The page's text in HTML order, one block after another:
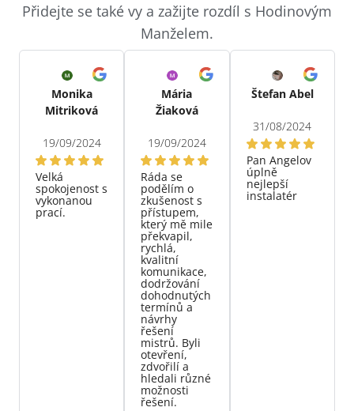
Přidejte se také vy a zažijte rozdíl s Hodinovým
Manželem.
Monika
Mitriková
19/09/2024
Velká
spokojenost s
vykonanou
prací.
Mária
Žiaková
19/09/2024
Ráda se
podělím o
zkušenost s
přístupem,
který mě mile
překvapil,
rychlá,
kvalitní
komunikace,
dodržování
dohodnutých
termínů a
návrhy
řešení
mistrů. Byli
otevření,
zdvořilí a
hledali různé
možnosti
řešení.
Štefan Abel
31/08/2024
Pan Angelov
úplně
nejlepší
instalatér